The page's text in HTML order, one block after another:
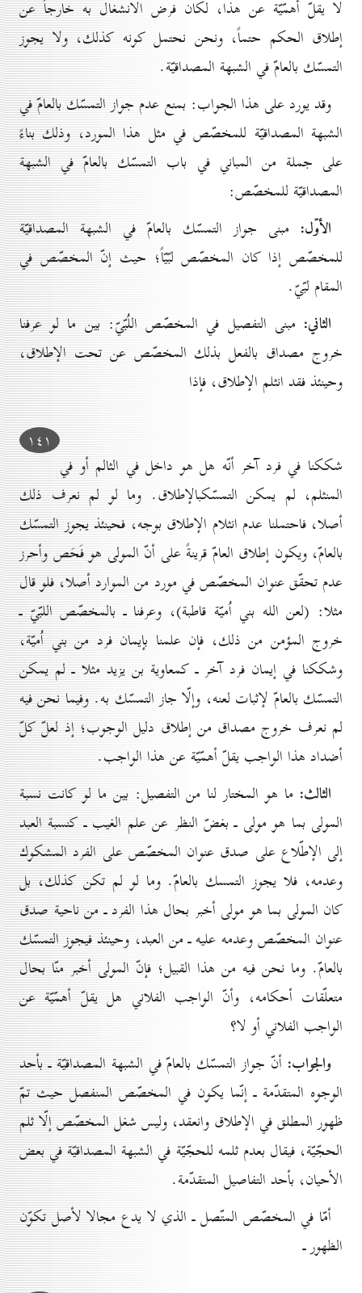
لا يقلّ أهمّيّة عن هذا، لكان فرض الانشغال به خارجاً عن
إطلاق الحكم حتماً، ونحن نحتمل كونه كذلك، ولا يجوز
التمسّك بالعامّ في الشبهة المصداقيّة.
وقد يورد على هذا الجواب: بمنع عدم جواز التمسّك بالعامّ في
الشبهة المصداقيّة للمخصّص في مثل هذا المورد، وذلك بناءً
على جملة من المباني في باب التمسّك بالعامّ في الشبهة
المصداقيّة للمخصّص:
الأوّل: مبنى جواز التمسّك بالعامّ في الشبهة المصداقيّة
للمخصّص إذا كان المخصّص لبّيّاً؛ حيث إنّ المخصّص في
المقام لبّيّ.
الثاني: مبنى التفصيل في المخصّص اللُبّيّ: بين ما لو عرفنا
خروج مصداق بالفعل بذلك المخصّص عن تحت الإطلاق،
وحينئذ فقد انثلم الإطلاق، فإذا
۱٤۱
شككنا في فرد آخر أنّه هل هو داخل في الثالم أو في
المنثلم، لم يمكن التمسّكبالإطلاق. وما لو لم نعرف ذلك
أصلا، فاحتملنا عدم انثلام الإطلاق بوجه، فحينئذ يجوز التمسّك
بالعامّ، ويكون إطلاق العامّ قرينةً على أنّ المولى هو فَحَص وأحرز
عدم تحقّق عنوان المخصّص في مورد من الموارد أصلا، فلو قال
مثلا: (لعن الله بني اُميّة قاطبة)، وعرفنا ـ بالمخصّص اللبّيّ ـ
خروج المؤمن من ذلك، فإن علمنا بإيمان فرد من بني اُميّة،
وشككنا في إيمان فرد آخر ـ كمعاوية بن يزيد مثلا ـ لم يمكن
التمسّك بالعامّ لإثبات لعنه، وإلّا جاز التمسّك به. وفيما نحن فيه
لم نعرف خروج مصداق من إطلاق دليل الوجوب؛ إذ لعلّ كلّ
أضداد هذا الواجب يقلّ أهمّيّة عن هذا الواجب.
الثالث: ما هو المختار لنا من التفصيل: بين ما لو كانت نسبة
المولى بما هو مولى ـ بغضّ النظر عن علم الغيب ـ كنسبة العبد
إلى الإطّلاع على صدق عنوان المخصّص على الفرد المشكوك
وعدمه، فلا يجوز التمسك بالعامّ. وما لو لم تكن كذلك، بل
كان المولى بما هو مولى أخبر بحال هذا الفرد ـ من ناحية صدق
عنوان المخصّص وعدمه عليه ـ من العبد، وحينئذ فيجوز التمسّك
بالعامّ. وما نحن فيه من هذا القبيل؛ فإنّ المولى أخبر منّا بحال
متعلّقات أحكامه، وأنّ الواجب الفلاني هل يقلّ أهمّيّة عن
الواجب الفلاني أو لا؟
والجواب: أنّ جواز التمسّك بالعامّ في الشبهة المصداقيّة ـ بأحد
الوجوه المتقدّمة ـ إنّما يكون في المخصّص المنفصل حيث تمّ
ظهور المطلق في الإطلاق وانعقد، وليس شغل المخصّص إلّا ثلم
الحجّيّة، فيقال بعدم ثلمه للحجّيّة في الشبهة المصداقيّة في بعض
الأحيان، بأحد التفاصيل المتقدّمة.
أمّا في المخصّص المتّصل ـ الذي لا يدع مجالا لأصل تكوّن
الظهور ـ